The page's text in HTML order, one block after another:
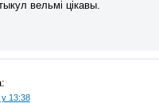
вельмі цікавы.
13:38